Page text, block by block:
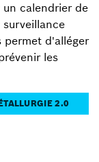
un calendrier de
permet d'alléger
les
2.0